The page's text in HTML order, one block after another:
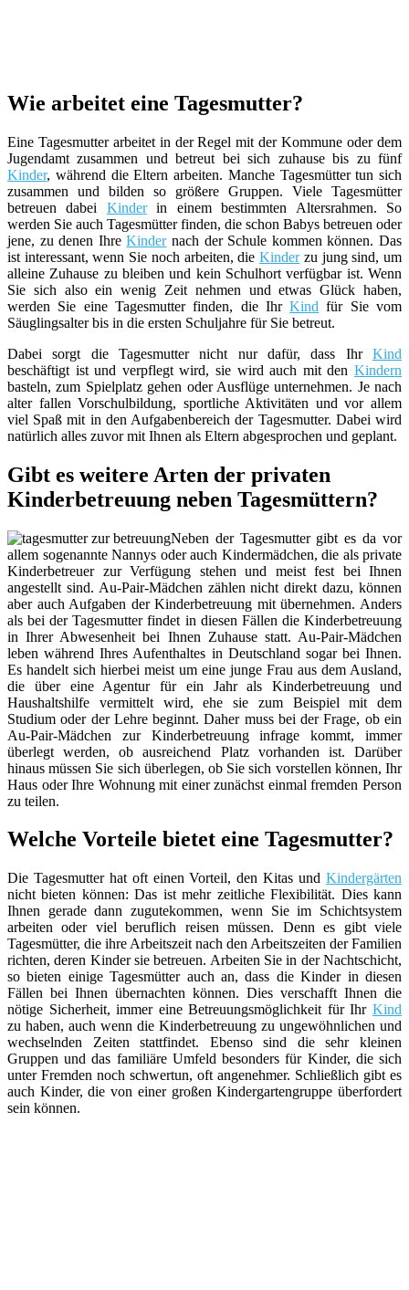
Wie arbeitet eine Tagesmutter?
Eine Tagesmutter arbeitet in der Regel mit der Kommune oder dem
Jugendamt zusammen und betreut bei sich zuhause bis zu fünf
Kinder, während die Eltern arbeiten. Manche Tagesmütter tun sich
zusammen und bilden so größere Gruppen. Viele Tagesmütter
betreuen dabei Kinderin einem bestimmten Altersrahmen. So
werden Sie auch Tagesmütter finden, die schon Babys betreuen oder
jene, zu denen IhreKindernach der Schule kommen können. Das
ist interessant, wenn Sie noch arbeiten, dieKinderzu jung sind, um
alleine Zuhause zu bleiben und kein Schulhort verfügbar ist. Wenn
Sie sich also ein wenig Zeit nehmen und etwas Glück haben,
werden Sie eine Tagesmutter finden, die IhrKind für Sie vom
Säuglingsalter bis in die ersten Schuljahre für Sie betreut.
Dabei sorgt die Tagesmutter nicht nur dafür, dass Ihr Kind
beschäftigt ist und verpflegt wird, sie wird auch mit den Kindern
basteln, zum Spielplatz gehen oder Ausflüge unternehmen. Je nach
alter fallen Vorschulbildung, sportliche Aktivitäten und vor allem
viel Spaß mit in den Aufgabenbereich der Tagesmutter. Dabei wird
natürlich alles zuvor mit Ihnen als Eltern abgesprochen und geplant.
Gibt es weitere Arten der privaten
Kinderbetreuung neben Tagesmüttern?
Neben der Tagesmutter gibt es da vor
allem sogenannte Nannys oder auch Kindermädchen, die als private
Kinderbetreuer zur Verfügung stehen und meist fest bei Ihnen
angestellt sind. Au-Pair-Mädchen zählen nicht direkt dazu, können
aber auch Aufgaben der Kinderbetreuung mit übernehmen. Anders
als bei der Tagesmutter findet in diesen Fällen die Kinderbetreuung
in Ihrer Abwesenheit bei Ihnen Zuhause statt. Au-Pair-Mädchen
leben während Ihres Aufenthaltes in Deutschland sogar bei Ihnen.
Es handelt sich hierbei meist um eine junge Frau aus dem Ausland,
die über eine Agentur für ein Jahr als Kinderbetreuung und
Haushaltshilfe vermittelt wird, ehe sie zum Beispiel mit dem
Studium oder der Lehre beginnt. Daher muss bei der Frage, ob ein
Au-Pair-Mädchen zur Kinderbetreuung infrage kommt, immer
überlegt werden, ob ausreichend Platz vorhanden ist. Darüber
hinaus müssen Sie sich überlegen, ob Sie sich vorstellen können, Ihr
Haus oder Ihre Wohnung mit einer zunächst einmal fremden Person
zu teilen.
Welche Vorteile bietet eine Tagesmutter?
Die Tagesmutter hat oft einen Vorteil, den Kitas und Kindergärten
nicht bieten können: Das ist mehr zeitliche Flexibilität. Dies kann
Ihnen gerade dann zugutekommen, wenn Sie im Schichtsystem
arbeiten oder viel beruflich reisen müssen. Denn es gibt viele
Tagesmütter, die ihre Arbeitszeit nach den Arbeitszeiten der Familien
richten, deren Kinder sie betreuen. Arbeiten Sie in der Nachtschicht,
so bieten einige Tagesmütter auch an, dass die Kinder in diesen
Fällen bei Ihnen übernachten können. Dies verschafft Ihnen die
nötige Sicherheit, immer eine Betreuungsmöglichkeit für Ihr Kind
zu haben, auch wenn die Kinderbetreuung zu ungewöhnlichen und
wechselnden Zeiten stattfindet. Ebenso sind die sehr kleinen
Gruppen und das familiäre Umfeld besonders für Kinder, die sich
unter Fremden noch schwertun, oft angenehmer. Schließlich gibt es
auch Kinder, die von einer großen Kindergartengruppe überfordert
sein können.